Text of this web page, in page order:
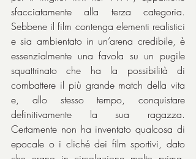
sfacciatamente alla terza categoria.
Sebbene il film contenga elementi realistici
e sia ambientato in un’arena credibile, è
essenzialmente una favola su un pugile
squattrinato che ha la possibilità di
combattere il più grande match della vita
e, allo stesso tempo, conquistare
definitivamente la sua ragazza.
Certamente non ha inventato qualcosa di
epocale o i cliché dei film sportivi, dato